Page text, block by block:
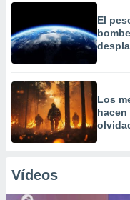
El
Los
hacen
Vídeos